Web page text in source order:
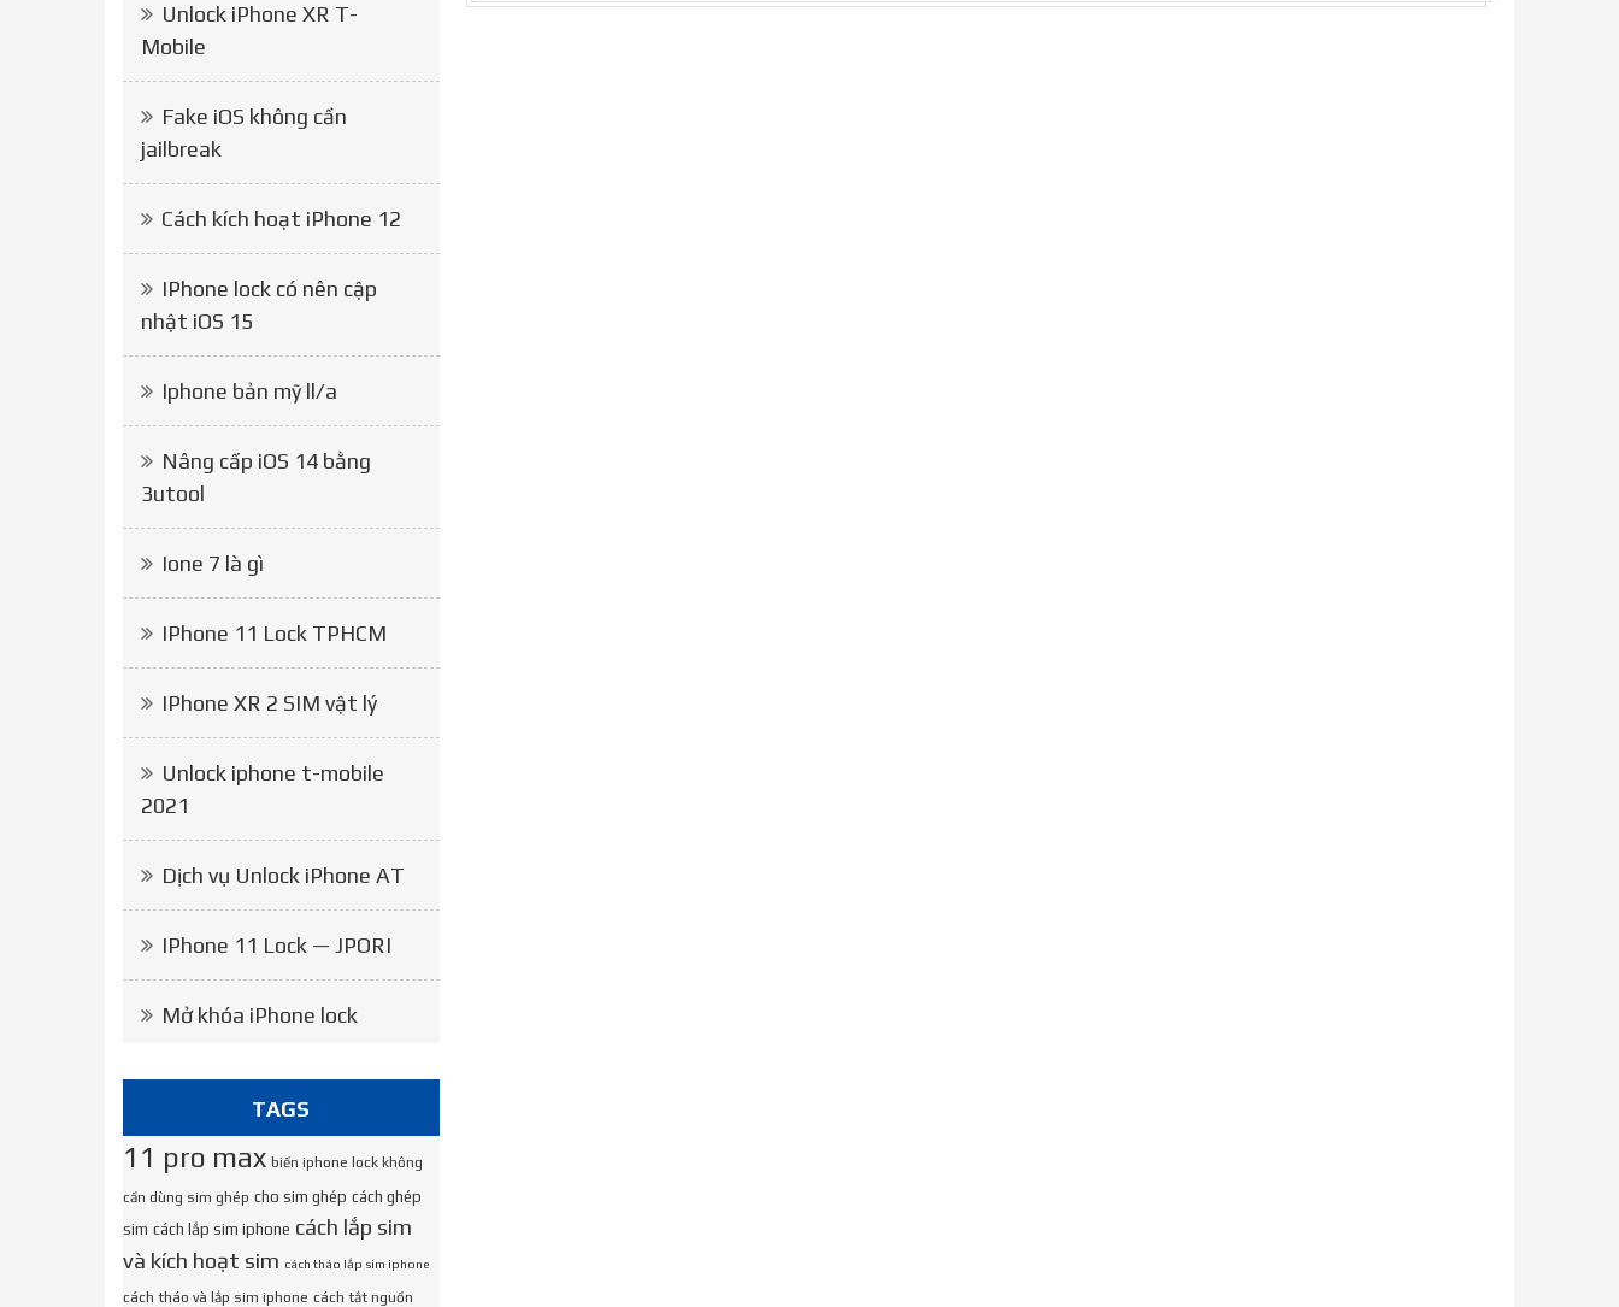
Unlock iPhone XR T-
Mobile
Fake iOS không cần
jailbreak
Cách kích hoạt iPhone 12
IPhone lock có nên cập
nhật iOS 15
Iphone bản mỹ ll/a
Nâng cấp iOS 14 bằng
3utool
Ione 7 là gì
IPhone 11 Lock TPHCM
IPhone XR 2 SIM vật lý
Unlock iphone t-mobile
2021
Dịch vụ Unlock iPhone AT
IPhone 11 Lock — JPORI
Mở khóa iPhone lock
TAGS
11 pro max biến iphone lock không
cần dùng sim ghép cho sim ghép cách ghép
sim cách lắp sim iphone cách lắp sim
và kích hoạt sim cách tháo lắp sim iphone
cách tháo và lắp sim iphone cách tắt nguồn